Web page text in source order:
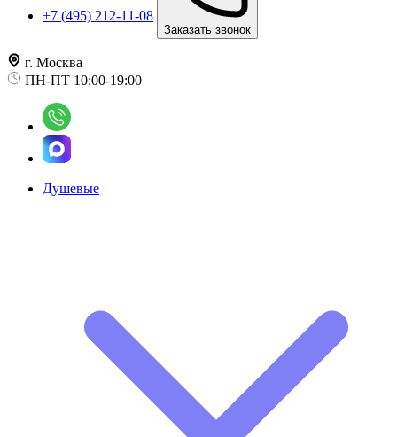
+7 (495) 212-11-08
Заказать звонок
г. Москва
ПН-ПТ 10:00-19:00
Душевые